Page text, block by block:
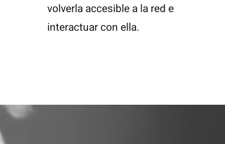
volverla accesible a la red e
interactuar con ella.